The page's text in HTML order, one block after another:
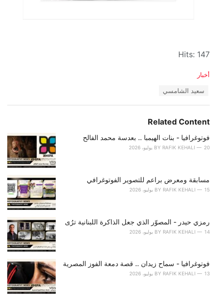
Hits: 147
C
o
r
i
e
أخبار
:
سعيد الشامسي
Related Content
فوتوغرافيا - بنات الهيمبا .. بعدسة محمد الفالح
BY RAFIK KEHALI 20 يوليو، 2026
مسابقة ومعرض براعم للتصوير الفوتوغرافي
BY RAFIK KEHALI 15 يوليو، 2026
رمزي حيدر - المصوّر الذي جعل الذاكرة اللبنانية ترُى
BY RAFIK KEHALI 14 يوليو، 2026
فوتوغرافيا - سماح زيدان .. قصة دمعة الفوز المصرية
BY RAFIK KEHALI 13 يوليو، 2026